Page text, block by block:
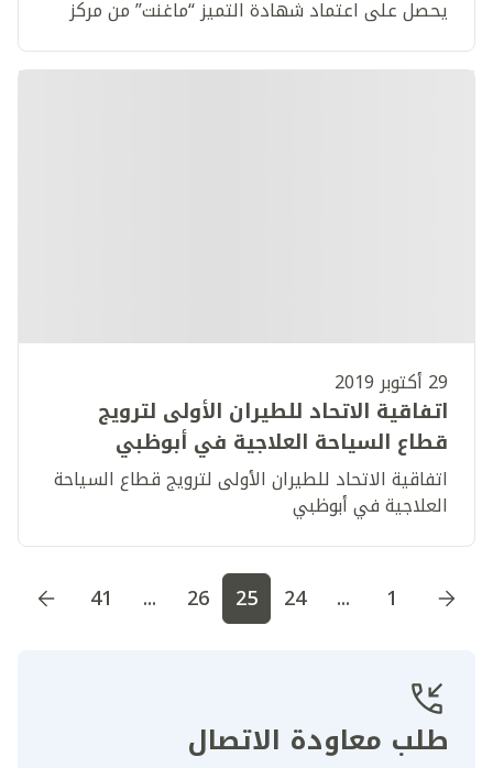
يحصل على اعتماد شهادة التميز “ماغنت” من مركز
29 أكتوبر 2019
اتفاقية الاتحاد للطيران الأولى لترويج
قطاع السياحة العلاجية في أبوظبي
اتفاقية الاتحاد للطيران الأولى لترويج قطاع السياحة
العلاجية في أبوظبي
اذهب إلى الصفحة 1اذهب إلى الصفحة اذهب إلى 1
...
24
25
26
...
41
طلب معاودة الاتصال